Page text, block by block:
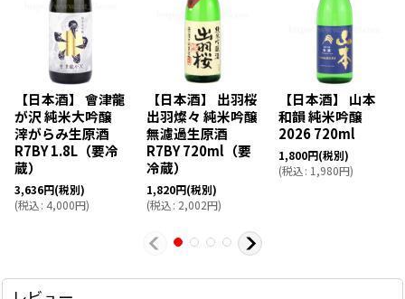
【日本酒】 會津龍
が沢 純米大吟醸
滓がらみ生原酒
R7BY 1.8L（要冷
蔵）
3,636円(税別)
(税込: 4,000円)
【日本酒】 出羽桜
出羽燦々 純米吟醸
無濾過生原酒
R7BY 720ml（要
冷蔵）
1,820円(税別)
(税込: 2,002円)
【日本酒】 山本
和韻 純米吟醸
2026 720ml
1,800円(税別)
(税込: 1,980円)